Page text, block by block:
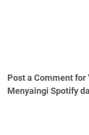
Post a Comment
Menyaingi Spotify